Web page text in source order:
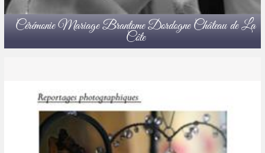
Cérémonie Mariage Brantome Dordogne Château de La
Côte